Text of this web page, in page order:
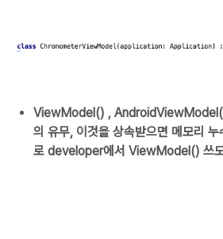
ViewModel() ,
의 유무, 이것을 상속받으면 메모리 누
로 developer에서 ViewModel() 쓰